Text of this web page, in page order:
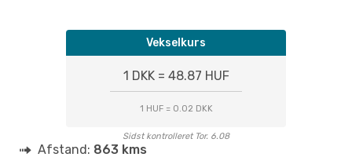
Vekselkurs
1 DKK = 48.87 HUF
1 HUF = 0.02 DKK
Sidst kontrolleret Tor. 6.08
Afstand: 863 kms